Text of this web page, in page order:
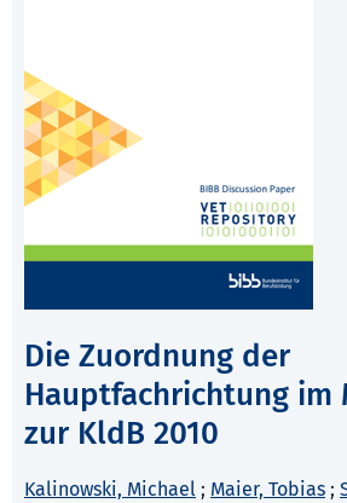
Die Zuordnung der
Hauptfachrichtung im
zur KldB 2010
Kalinowski, Michael ; Maier, Tobias ;